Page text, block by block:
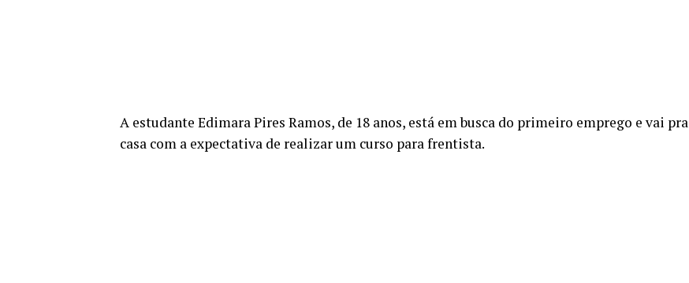
A estudante Edimara Pires Ramos, de 18 anos, está em busca do primeiro emprego e vai pra
casa com a expectativa de realizar um curso para frentista.